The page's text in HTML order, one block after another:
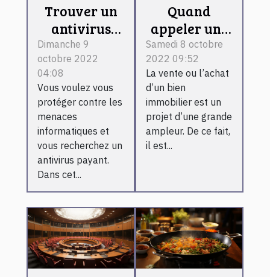
Trouver un
antivirus
payant
Dimanche 9
octobre 2022
04:08
Vous voulez vous
protéger contre les
menaces
informatiques et
vous recherchez un
antivirus payant.
Dans cet...
Quand
appeler une
agence
immobilière ?
Samedi 8 octobre
2022 09:52
La vente ou l’achat
d’un bien
immobilier est un
projet d’une grande
ampleur. De ce fait,
il est...